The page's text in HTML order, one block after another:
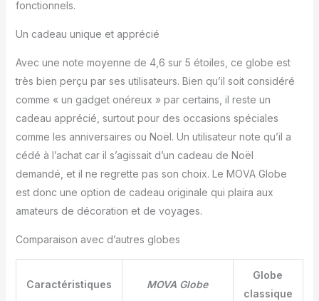
précise tout en
dans un bureau, une
salle d’étude ou sur une
étagère. Un cadeau à la
iconique — Parfait pour
les passionnés
d’histoire, les voyageurs,
les professeurs et les
intérieure. Ce globe ne
se contente pas de
histoires d’aventure, de
découverte et d’artisanat
fonctionnels.
Un cadeau unique et apprécié
Avec une note moyenne de 4,6 sur 5 étoiles, ce globe est
très bien perçu par ses utilisateurs. Bien qu’il soit considéré
comme « un gadget onéreux » par certains, il reste un
cadeau apprécié, surtout pour des occasions spéciales
comme les anniversaires ou Noël. Un utilisateur note qu’il a
cédé à l’achat car il s’agissait d’un cadeau de Noël
demandé, et il ne regrette pas son choix. Le MOVA Globe
est donc une option de cadeau originale qui plaira aux
amateurs de décoration et de voyages.
Comparaison avec d’autres globes
Caractéristiques MOVA Globe
Globe
classique